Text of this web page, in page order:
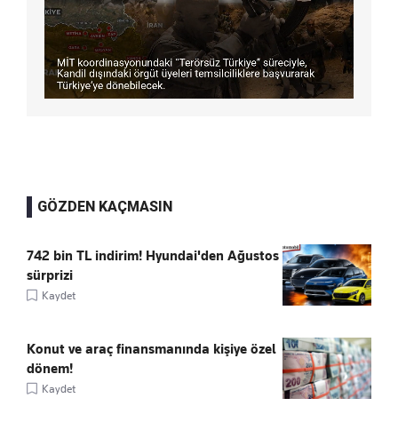
GÖZDEN KAÇMASIN
742 bin TL indirim! Hyundai'den Ağustos
sürprizi
Kaydet
Konut ve araç finansmanında kişiye özel
dönem!
Kaydet